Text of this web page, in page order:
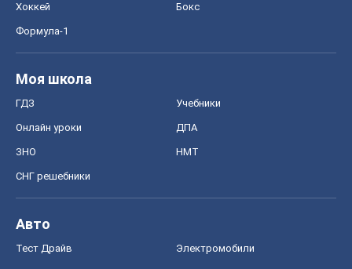
Хоккей Бокс
Формула-1
Моя школа
ГДЗ Учебники
Онлайн уроки ДПА
ЗНО НМТ
СНГ решебники
Авто
Тест Драйв Электромобили